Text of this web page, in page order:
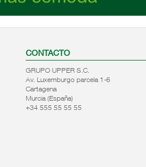
CONTACTO
GRUPO UPPER S.C.
Av. Luxemburgo parcela 1-6
Cartagena
Murcia (España)
+34 555 55 55 55